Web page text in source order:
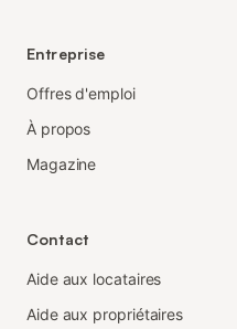
Entreprise
Offres d'emploi
À propos
Magazine
Contact
Aide aux locataires
Aide aux propriétaires